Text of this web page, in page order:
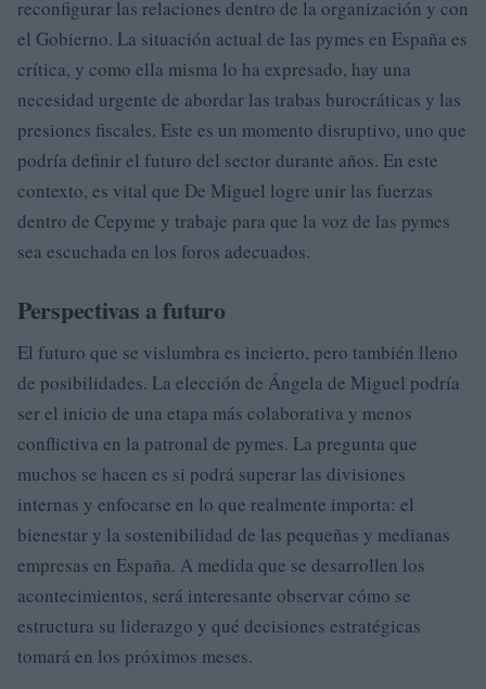
reconfigurar las relaciones dentro de la organización y con
el Gobierno. La situación actual de las pymes en España es
crítica, y como ella misma lo ha expresado, hay una
necesidad urgente de abordar las trabas burocráticas y las
presiones fiscales. Este es un momento disruptivo, uno que
podría definir el futuro del sector durante años. En este
contexto, es vital que De Miguel logre unir las fuerzas
dentro de Cepyme y trabaje para que la voz de las pymes
sea escuchada en los foros adecuados.
Perspectivas a futuro
El futuro que se vislumbra es incierto, pero también lleno
de posibilidades. La elección de Ángela de Miguel podría
ser el inicio de una etapa más colaborativa y menos
conflictiva en la patronal de pymes. La pregunta que
muchos se hacen es si podrá superar las divisiones
internas y enfocarse en lo que realmente importa: el
bienestar y la sostenibilidad de las pequeñas y medianas
empresas en España. A medida que se desarrollen los
acontecimientos, será interesante observar cómo se
estructura su liderazgo y qué decisiones estratégicas
tomará en los próximos meses.